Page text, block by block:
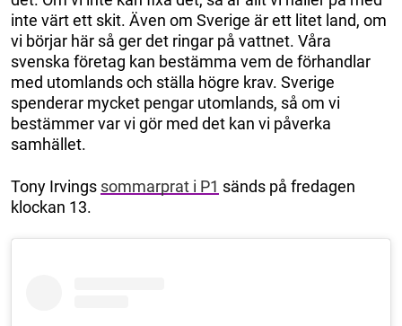
inte värt ett skit. Även om Sverige är ett litet land, om
vi börjar här så ger det ringar på vattnet. Våra
svenska företag kan bestämma vem de förhandlar
med utomlands och ställa högre krav. Sverige
spenderar mycket pengar utomlands, så om vi
bestämmer var vi gör med det kan vi påverka
samhället.
Tony Irvings sommarprat i P1 sänds på fredagen
klockan 13.